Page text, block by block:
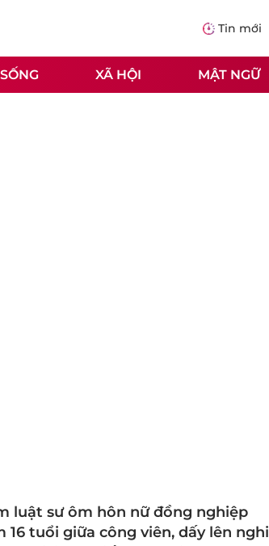
Tin mới
XÃ HỘI MẬT NGỮ
luật sư ôm hôn nữ đồng nghiệp
16 tuổi giữa công viên, dấy lên nghi